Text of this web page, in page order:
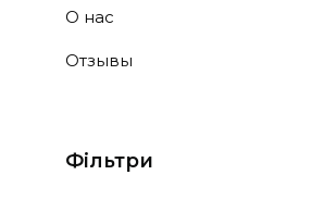
О нас
Отзывы
Фільтри